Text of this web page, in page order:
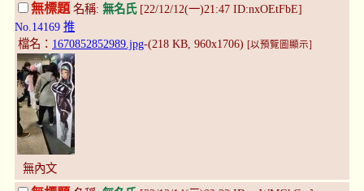
無標題 名稱: 無名氏[22/12/12(一)21:47 ID:nxOEtFbE]
No.14169 推
檔名： 1670852852989.jpg-(218 KB, 960x1706) [以預覽圖顯示]
無內文